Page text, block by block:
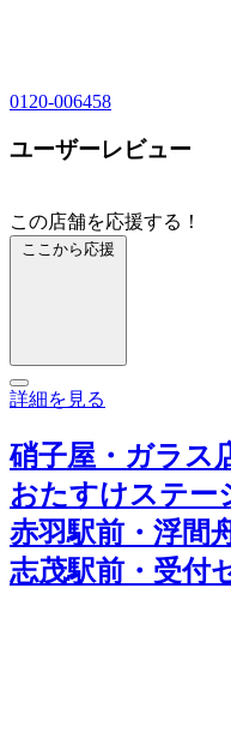
0120-006458
ユーザーレビュー
この店舗を応援する！
ここから応援
詳細を見る
硝子屋・ガラス
おたすけステー
赤羽駅前・浮間
志茂駅前・受付